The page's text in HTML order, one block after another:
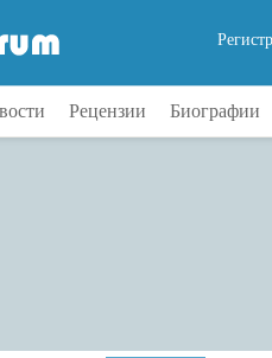
Рецензии Биографии